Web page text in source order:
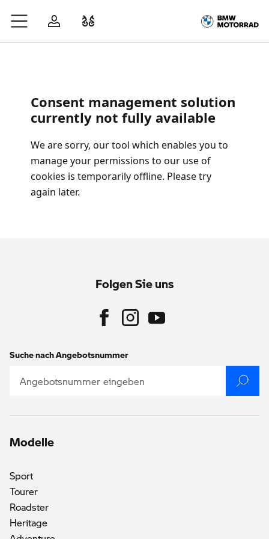
Zum Hauptinhalt springen
Anmelden
Folgen Sie uns
Suche nach Angebotsnummer
Modelle
Sport
Tourer
Roadster
Heritage